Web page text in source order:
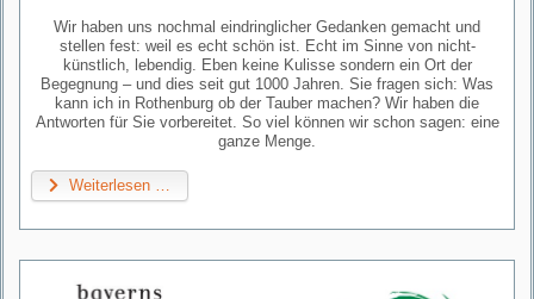
Wir haben uns nochmal eindringlicher Gedanken gemacht und
stellen fest: weil es echt schön ist. Echt im Sinne von nicht-
künstlich, lebendig. Eben keine Kulisse sondern ein Ort der
Begegnung – und dies seit gut 1000 Jahren. Sie fragen sich: Was
kann ich in Rothenburg ob der Tauber machen? Wir haben die
Antworten für Sie vorbereitet. So viel können wir schon sagen: eine
ganze Menge.
Weiterlesen …